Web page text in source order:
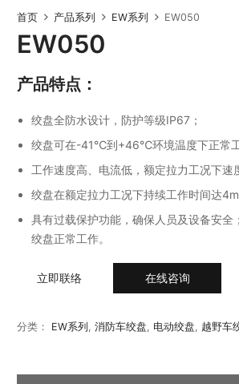
首页 产品系列 EW系列 EW050
EW050
产品特点：
绞盘全防水设计，防护等级IP67；
绞盘可在-41℃到+46℃环境温度下正常工
工作速度高、电流低，额定拉力工况下速
绞盘在额定拉力工况下持续工作时间达
具有过载保护功能，确保人员及设备安全
绞盘正常工作。
立即联络 在线咨询
分类： EW系列, 消防车绞盘, 电动绞盘, 越野车